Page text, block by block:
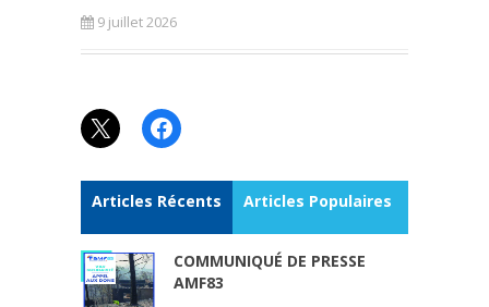
9 juillet 2026
X Facebook
Articles Récents Articles Populaires
COMMUNIQUÉ DE PRESSE
AMF83